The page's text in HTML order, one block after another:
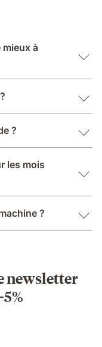
à
?
les mois
?
newsletter